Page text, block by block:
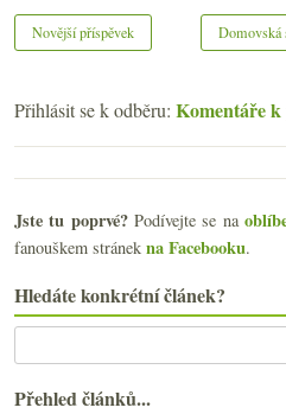
Novější příspěvek Domovská
Přihlásit se k odběru: Komentáře
Jste tu poprvé?Podívejte se na
fanouškem stránek na Facebooku.
Hledáte konkrétní článek?
Přehled článků...